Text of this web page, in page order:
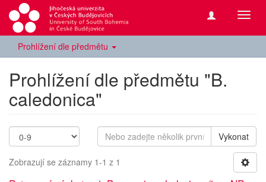
Prohlížení dle předmětu
Prohlížení dle předmětu "B.
caledonica"
Vykonat
Zobrazují se záznamy 1-1 z 1